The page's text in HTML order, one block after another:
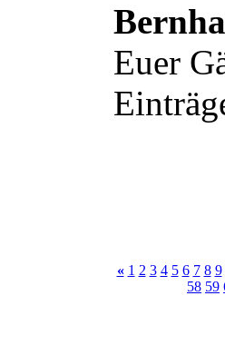
Euer
« 1 2 3 4 5 6 7 8 9
58 59